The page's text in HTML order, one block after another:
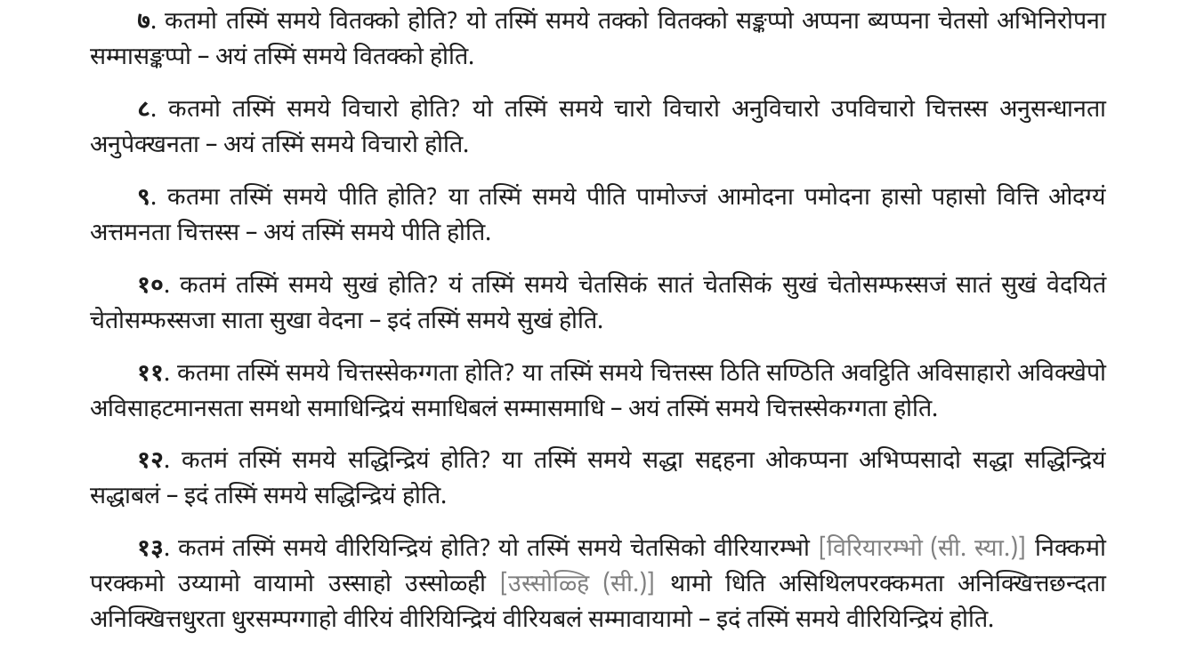
७. कतमो तस्मिं समये वितक्को होति? यो तस्मिं समये तक्को वितक्को सङ्कप्पो अप्पना ब्यप्पना चेतसो अभिनिरोपना
सम्मासङ्कप्पो – अयं तस्मिं समये वितक्को होति.
८. कतमो तस्मिं समये विचारो होति? यो तस्मिं समये चारो विचारो अनुविचारो उपविचारो चित्तस्स अनुसन्धानता
अनुपेक्खनता – अयं तस्मिं समये विचारो होति.
९. कतमा तस्मिं समये पीति होति? या तस्मिं समये पीति पामोज्जं आमोदना पमोदना हासो पहासो वित्ति ओदग्यं
अत्तमनता चित्तस्स – अयं तस्मिं समये पीति होति.
१०. कतमंतस्मिं समये सुखं होति? यं तस्मिं समये चेतसिकं सातं चेतसिकं सुखं चेतोसम्फस्सजं सातं सुखं वेदयितं
चेतोसम्फस्सजा साता सुखा वेदना – इदं तस्मिं समये सुखं होति.
११. कतमा तस्मिं समये चित्तस्सेकग्गता होति? या तस्मिं समये चित्तस्स ठिति सण्ठिति अवट्ठिति अविसाहारो अविक्खेपो
अविसाहटमानसता समथो समाधिन्द्रियं समाधिबलं सम्मासमाधि – अयं तस्मिं समये चित्तस्सेकग्गता होति.
१२. कतमं तस्मिं समये सद्धिन्द्रियं होति? या तस्मिं समये सद्धा सद्दहना ओकप्पना अभिप्पसादो सद्धा सद्धिन्द्रियं
सद्धाबलं – इदं तस्मिं समये सद्धिन्द्रियं होति.
१३. कतमं तस्मिं समये वीरियिन्द्रियं होति? यो तस्मिं समये चेतसिको वीरियारम्भो [विरियारम्भो (सी. स्या.)] निक्कमो
परक्कमो उय्यामो वायामो उस्साहो उस्सोळ्ही [उस्सोळ्हि (सी.)]
थामो धिति असिथिलपरक्कमता अनिक्खित्तछन्दता
अनिक्खित्तधुरता धुरसम्पग्गाहो वीरियं वीरियिन्द्रियं वीरियबलं सम्मावायामो – इदं तस्मिं समये वीरियिन्द्रियं होति.